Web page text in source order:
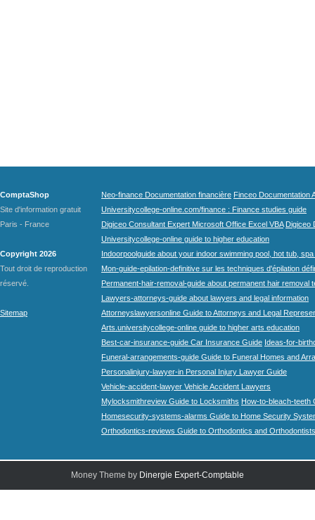
ComptaShop
Site d'information gratuit
Paris - France
Copyright 2026
Tout droit de reproduction
réservé.
Sitemap
Neo-finance Documentation financière Finceo Documentation
Universitycollege-online.com/finance : Finance studies guide
Digiceo Consultant Expert Microsoft Office Excel VBA Digiceo
Universitycollege-online guide to higher education
Indoorpoolguide about your indoor swimming pool, hot tub,
Mon-guide-epilation-definitive sur les techniques d'épilation
Permanent-hair-removal-guide about permanent hair removal
Lawyers-attorneys-guide about lawyers and legal information
Attorneyslawyersonline Guide to Attorneys and Legal
Arts.universitycollege-online guide to higher arts education
Best-car-insurance-guide Car Insurance Guide Ideas-for-
Funeral-arrangements-guide Guide to Funeral Homes and
Personalinjury-lawyer-in Personal Injury Lawyer Guide
Vehicle-accident-lawyer Vehicle Accident Lawyers
Mylocksmithreview Guide to Locksmiths How-to-bleach-teeth
Homesecurity-systems-alarms Guide to Home Security
Orthodontics-reviews Guide to Orthodontics and Orthodontists
Money Theme by Dinergie Expert-Comptable